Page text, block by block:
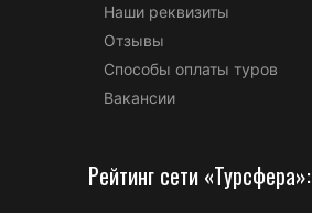
Наши реквизиты
Отзывы
Способы оплаты туров
Вакансии
Рейтинг сети «Турсфера»: